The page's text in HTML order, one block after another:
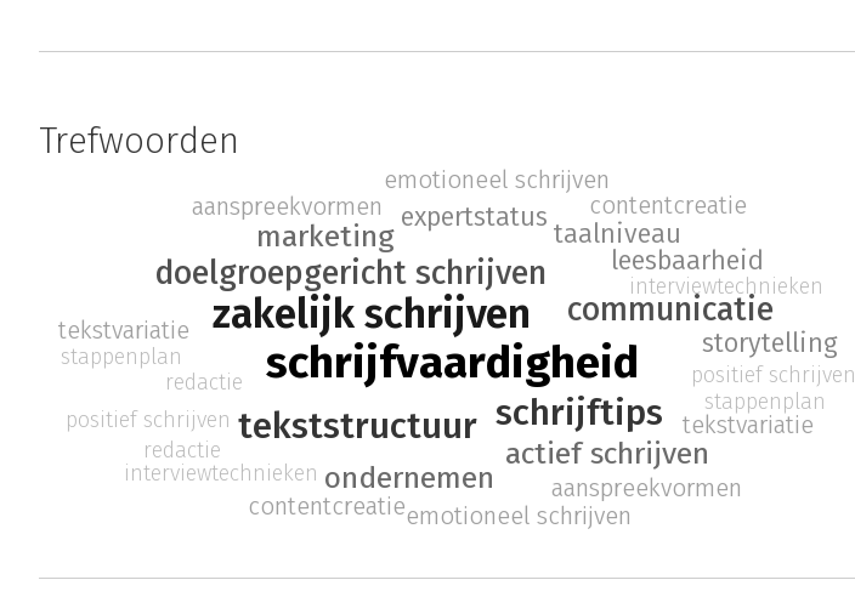
Trefwoorden
schrijfvaardigheid
zakelijk schrijven
schrijftips
tekststructuur
doelgroepgericht schrijven
communicatie
actief schrijven
ondernemen
marketing
expertstatus
taalniveau
leesbaarheid
storytelling
interviewtechnieken
positief schrijven
aanspreekvormen
stappenplan
emotioneel schrijven
contentcreatie
redactie
tekstvariatie
interviewtechnieken
positief schrijven
aanspreekvormen
stappenplan
emotioneel schrijven
contentcreatie
redactie
tekstvariatie